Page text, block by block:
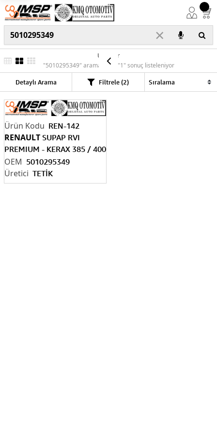
×
Ürünler
"5010295349" araması için "1" sonuç listeleniyor
Detaylı Arama Filtrele (2)
REN-142
5010295349
RENAULT SUPAP RVI
PREMIUM - KERAX 385 / 400
PS IN-EX>TKM
TETİK